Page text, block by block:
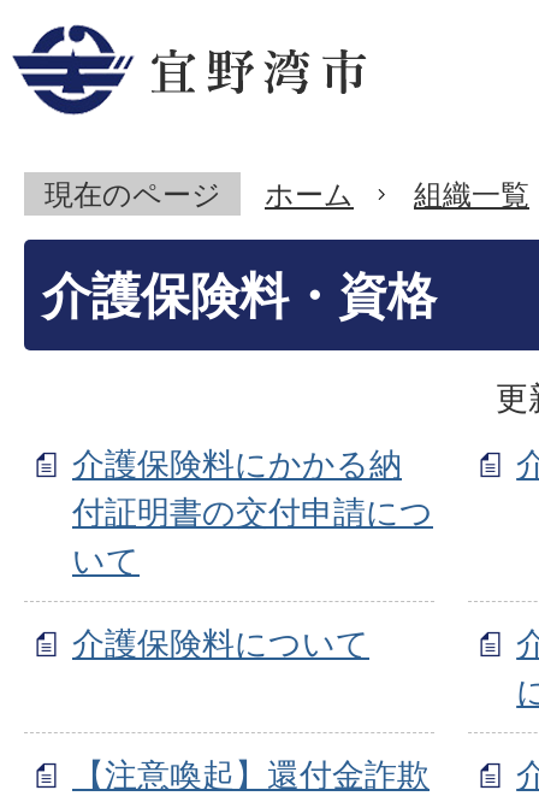
現在のページ ホーム 組織一覧
介護保険料・資格
更
介護保険料にかかる納
付証明書の交付申請につ
いて
介護保険料について
【注意喚起】還付金詐欺